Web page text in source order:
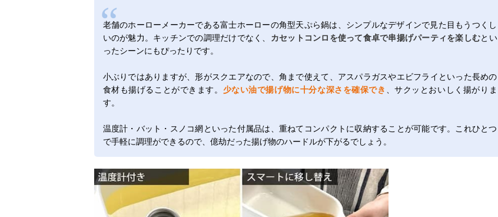
老舗のホーローメーカーである富士ホーローの角型天ぷら鍋は、シンプルなデザインで見た目もうつくし
いのが魅力。キッチンでの調理だけでなく、 カセットコンロを使って食卓で串揚げパーティを楽しむとい
ったシーンにもぴったりです。
小ぶりではありますが、形がスクエアなので、角まで使えて、アスパラガスやエビフライといった長めの
食材も揚げることができます。 少ない油で揚げ物に十分な深さを確保でき
、サクッとおいしく揚がりま
す。
温度計・バット・スノコ網といった付属品は、重ねてコンパクトに収納することが可能です。これひとつ
で手軽に調理ができるので、億劫だった揚げ物のハードルが下がるでしょう。